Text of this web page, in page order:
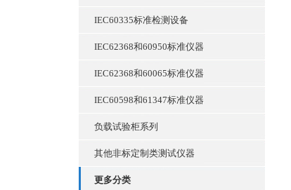
IEC60335标准检测设备
IEC62368和60950标准仪器
IEC62368和60065标准仪器
IEC60598和61347标准仪器
负载试验柜系列
其他非标定制类测试仪器
更多分类